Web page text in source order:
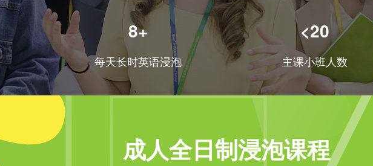
8+
每天长时英语浸泡
<20
主课小班人数
成人全日制浸泡课程